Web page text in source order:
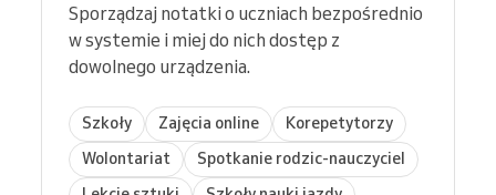
Sporządzaj notatki o uczniach bezpośrednio
w systemie i miej do nich dostęp z
dowolnego urządzenia.
Szkoły Zajęcia online
Korepetytorzy
Wolontariat
Spotkanie rodzic-nauczyciel